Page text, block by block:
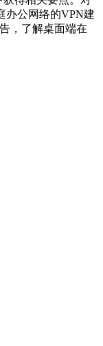
办公网络的VPN建
，了解桌面端在